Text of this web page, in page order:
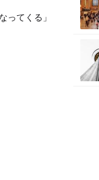
ってくる」